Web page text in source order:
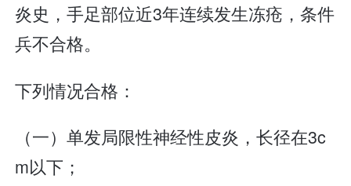
炎史，手足部位近3年连续发生冻疮，条件
兵不合格。
下列情况合格：
（一）单发局限性神经性皮炎，长径在3c
m以下；